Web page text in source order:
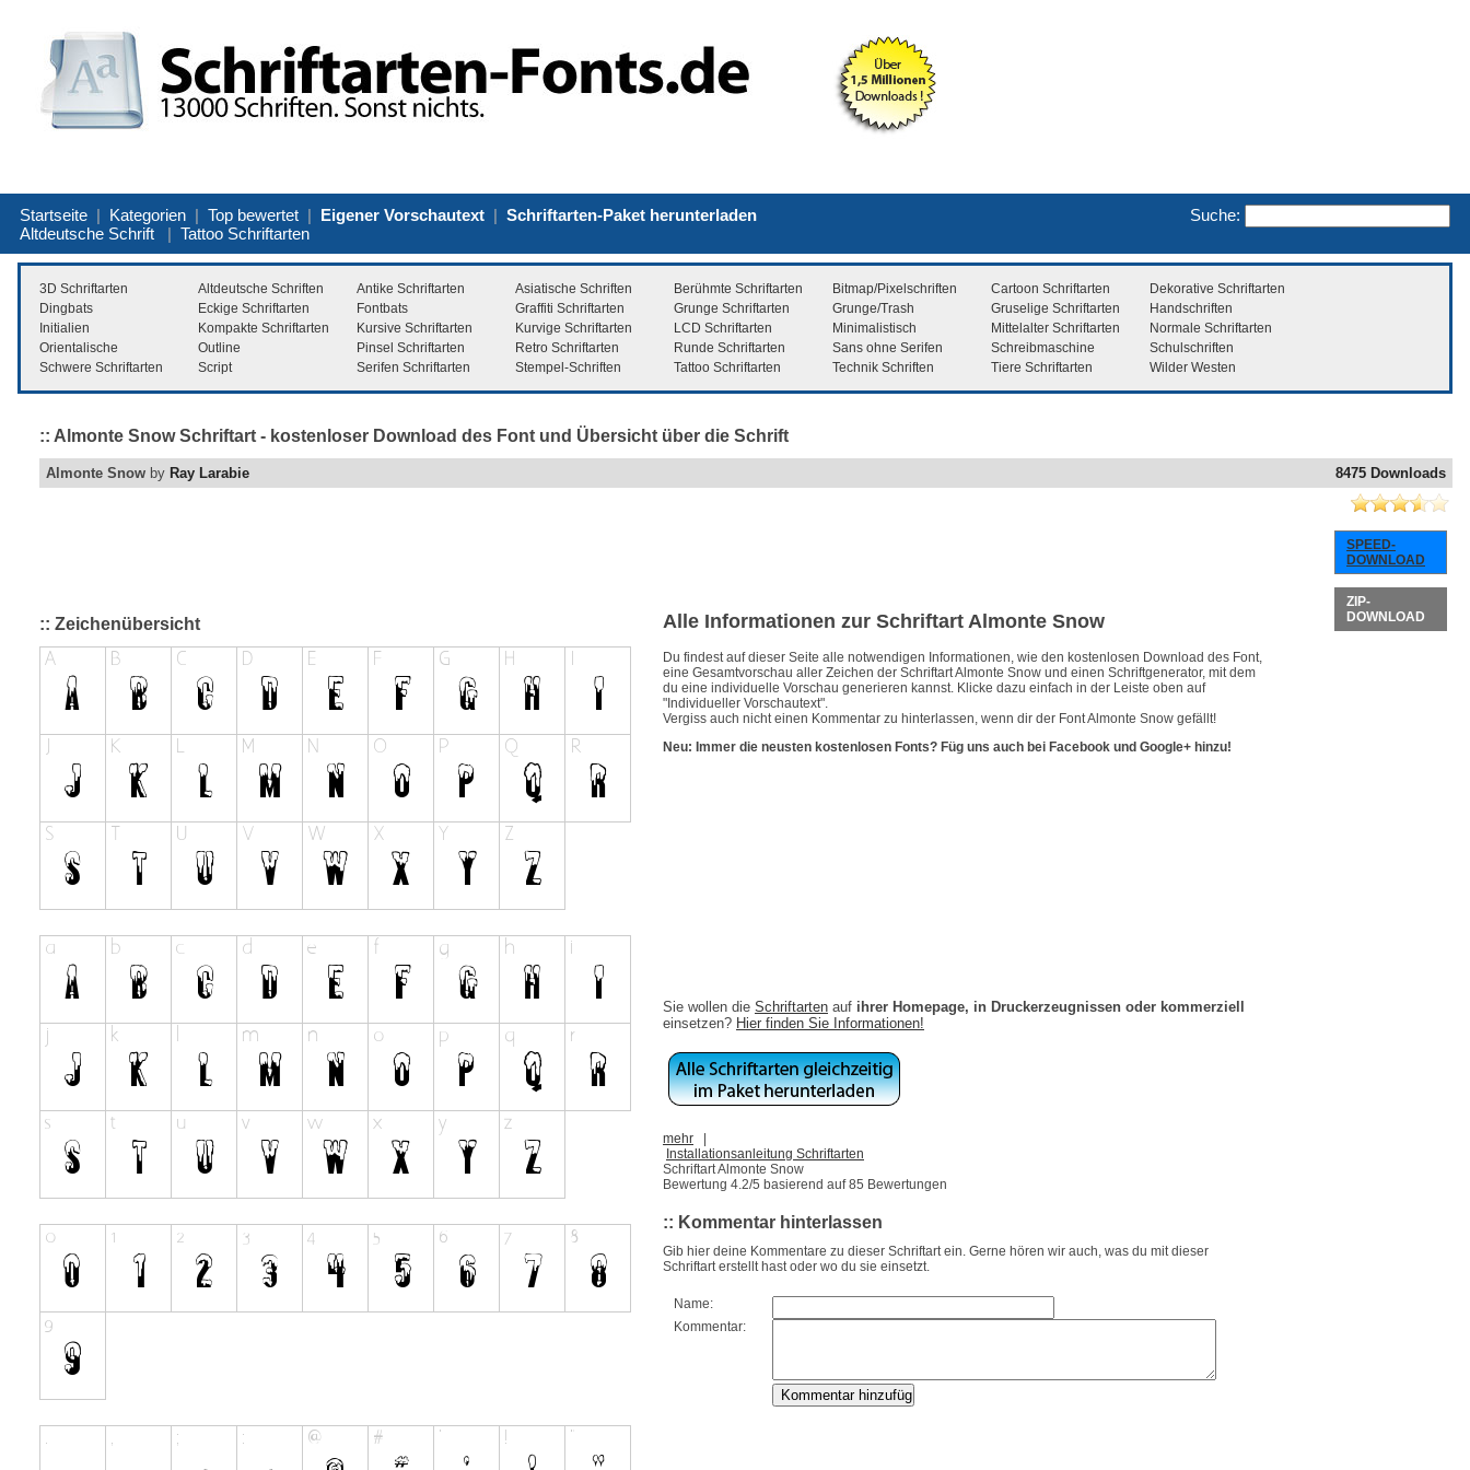
Suche:
Startseite | Kategorien | Top bewertet | Eigener Vorschautext | Schriftarten-Paket herunterladen
Altdeutsche Schrift | Tattoo Schriftarten
3D Schriftarten Altdeutsche Schriften Antike Schriftarten Asiatische Schriften Berühmte Schriftarten Bitmap/Pixelschriften Cartoon Schriftarten
Dekorative Schriftarten
Dingbats
Eckige Schriftarten Fontbats Graffiti Schriftarten Grunge Schriftarten Grunge/Trash Gruselige Schriftarten
Handschriften
Initialien
Kompakte Schriftarten Kursive Schriftarten Kurvige Schriftarten LCD Schriftarten Minimalistisch Mittelalter Schriftarten
Normale Schriftarten
Orientalische
Outline Pinsel Schriftarten Retro Schriftarten Runde Schriftarten Sans ohne Serifen Schreibmaschine
Schulschriften
Schwere Schriftarten
Script Serifen Schriftarten Stempel-Schriften Tattoo Schriftarten Technik Schriften Tiere Schriftarten Wilder Westen
:: Almonte Snow Schriftart - kostenloser Download des Font und Übersicht über die Schrift
8475 Downloads
Almonte Snow by Ray Larabie
SPEED-
DOWNLOAD
ZIP-
DOWNLOAD
:: Zeichenübersicht Alle Informationen zur Schriftart Almonte Snow
Du findest auf dieser Seite alle notwendigen Informationen, wie den kostenlosen Download des Font,
eine Gesamtvorschau aller Zeichen der Schriftart Almonte Snow und einen Schriftgenerator, mit dem
du eine individuelle Vorschau generieren kannst. Klicke dazu einfach in der Leiste oben auf
"Individueller Vorschautext".
Vergiss auch nicht einen Kommentar zu hinterlassen, wenn dir der Font Almonte Snow gefällt!
Neu: Immer die neusten kostenlosen Fonts? Füg uns auch bei Facebook und Google+ hinzu!
Sie wollen die Schriftarten auf ihrer Homepage, in Druckerzeugnissen oder kommerziell
einsetzen? Hier finden Sie Informationen!
mehr
Installationsanleitung Schriftarten
Schriftart Almonte Snow
Bewertung 4.2/5 basierend auf85 Bewertungen
:: Kommentar hinterlassen
Gib hier deine Kommentare zu dieser Schriftart ein. Gerne hören wir auch, was du mit dieser
Schriftart erstellt hast oder wo du sie einsetzt.
Name:
Kommentar: